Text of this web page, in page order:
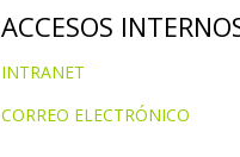
ACCESOS
INTRANET
CORREO ELECTRÓNICO